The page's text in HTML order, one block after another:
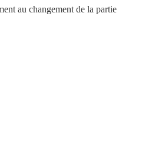
au changement de la partie